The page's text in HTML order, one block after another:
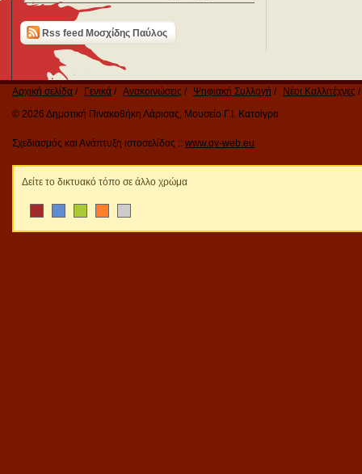
Rss feed Μοσχίδης Παύλος
Αρχική σελίδα Γενικά Ανακοινώσεις Ψηφιακή Συλλογή
Νέοι Καλλιτέχνες
© 2026 Δημοτική Πινακοθήκη Λάρισας, Μουσείο Γ.Ι. Κατσίγρα
Σχεδιασμός και Ανάπτυξη ιστοσελίδας :: www.qv-web.eu
Δείτε το δικτυακό τόπο σε άλλο χρώμα